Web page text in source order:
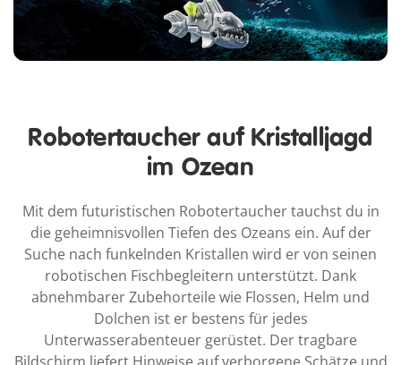
Robotertaucher auf Kristalljagd
im Ozean
Mit dem futuristischen Robotertaucher tauchst du in
die geheimnisvollen Tiefen des Ozeans ein. Auf der
Suche nach funkelnden Kristallen wird er von seinen
robotischen Fischbegleitern unterstützt. Dank
abnehmbarer Zubehorteile wie Flossen, Helm und
Dolchen ist er bestens für jedes
Unterwasserabenteuer gerüstet. Der tragbare